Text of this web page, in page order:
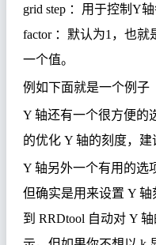
grid step ： 用于控制 Y
factor ： 默认为1 ，也就
一个值。
例如下面就是一个例子
Y 轴还有一个很方便的
的优化Y 轴的刻度，建
Y 轴另外一个有用的选
但确实是用来设置 Y 轴
到 RRDtool 自动对Y 轴